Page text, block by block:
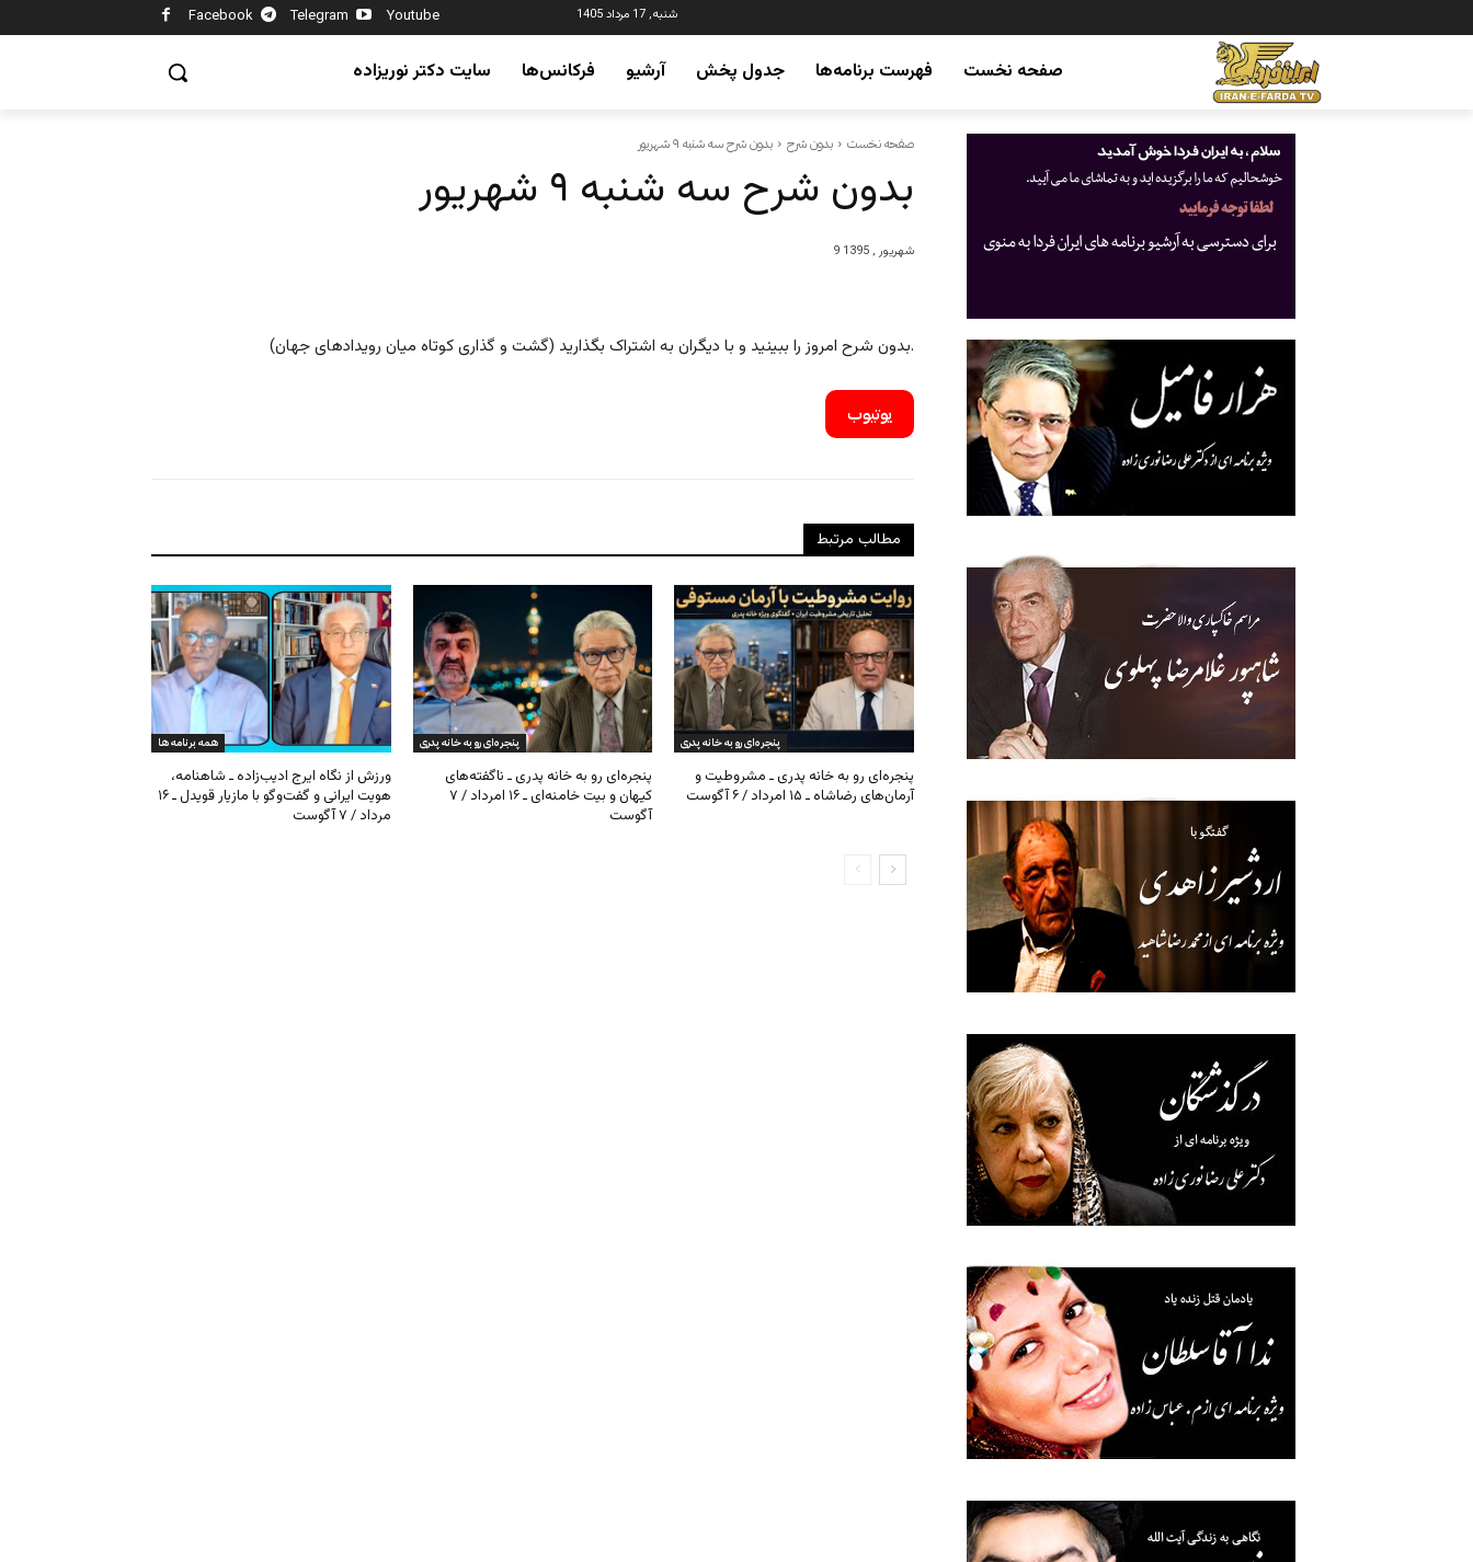
Facebook Telegram Youtube شنبه, 17 مرداد 1405
صفحه نخست فهرست برنامه‌ها جدول پخش آرشیو فرکانس‌ها سایت دکتر نوریزاده
صفحه نخست بدون شرح بدون شرح سه شنبه ۹ شهریور
بدون شرح سه شنبه ۹ شهریور
9 شهریور , 1395
بدون شرح امروز را ببینید و با دیگران به اشتراک بگذارید (گشت و گذاری کوتاه میان رویدادهای جهان).
یوتیوب
مطالب مرتبط
همه برنامه ها
ورزش از نگاه ایرج ادیب‌زاده ـ شاهنامه،
هویت ایرانی و گفت‌وگو با مازیار قویدل ـ ۱۶
مرداد / ۷ آگوست
پنجره‌ای رو به خانه پدری
پنجره‌ای رو به خانه پدری ـ ناگفته‌های
کیهان و بیت خامنه‌ای ـ ۱۶ امرداد / ۷
آگوست
پنجره‌ای رو به خانه پدری
پنجره‌ای رو به خانه پدری ـ مشروطیت و
آرمان‌های رضاشاه ـ ۱۵ امرداد / ۶ آگوست